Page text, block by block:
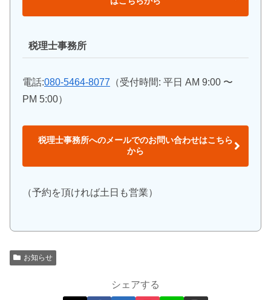
税理士事務所
電話:080-5464-8077 （受付時間: 平日 AM 9:00 〜
PM 5:00）
税理士事務所へのメールでのお問い合わせはこちら
から
（予約を頂ければ土日も営業）
お知らせ
シェアする